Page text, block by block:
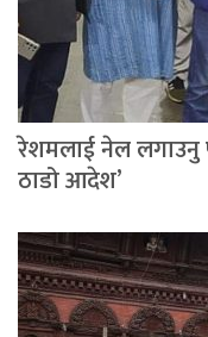
रेशमलाई नेल लगाउनु
ठाडो आदेश’